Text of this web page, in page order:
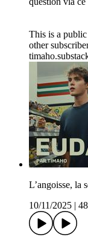
This is a
other
L’angoisse, la
10/11/2025